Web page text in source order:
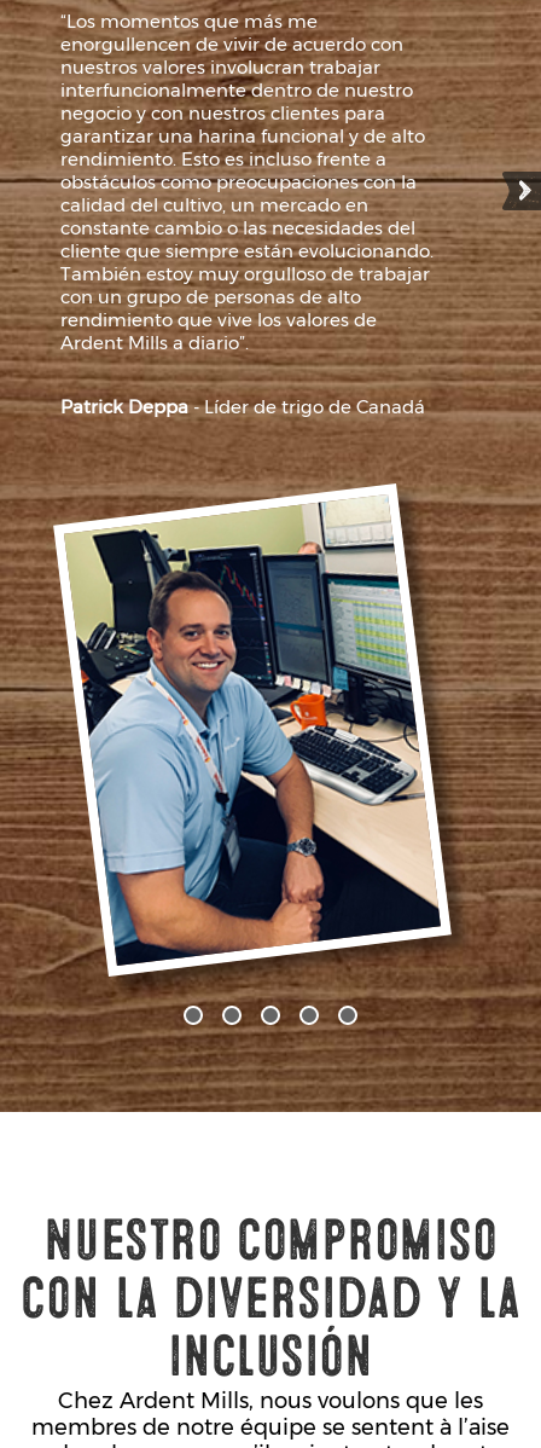
“Los momentos que más me
enorgullencen de vivir de acuerdo con
nuestros valores involucran trabajar
interfuncionalmente dentro de nuestro
negocio y con nuestros clientes para
garantizar una harina funcional y de alto
rendimiento. Esto es incluso frente a
obstáculos como preocupaciones con la
calidad del cultivo, un mercado en
constante cambio o las necesidades del
cliente que siempre están evolucionando.
También estoy muy orgulloso de trabajar
con un grupo de personas de alto
rendimiento que vive los valores de
Ardent Mills a diario”.
Patrick Deppa- Líder de trigo de Canadá
Nuestro compromiso
con la diversidad y la
inclusión
Chez Ardent Mills, nous voulons que les
membres de notre équipe se sentent à l’aise